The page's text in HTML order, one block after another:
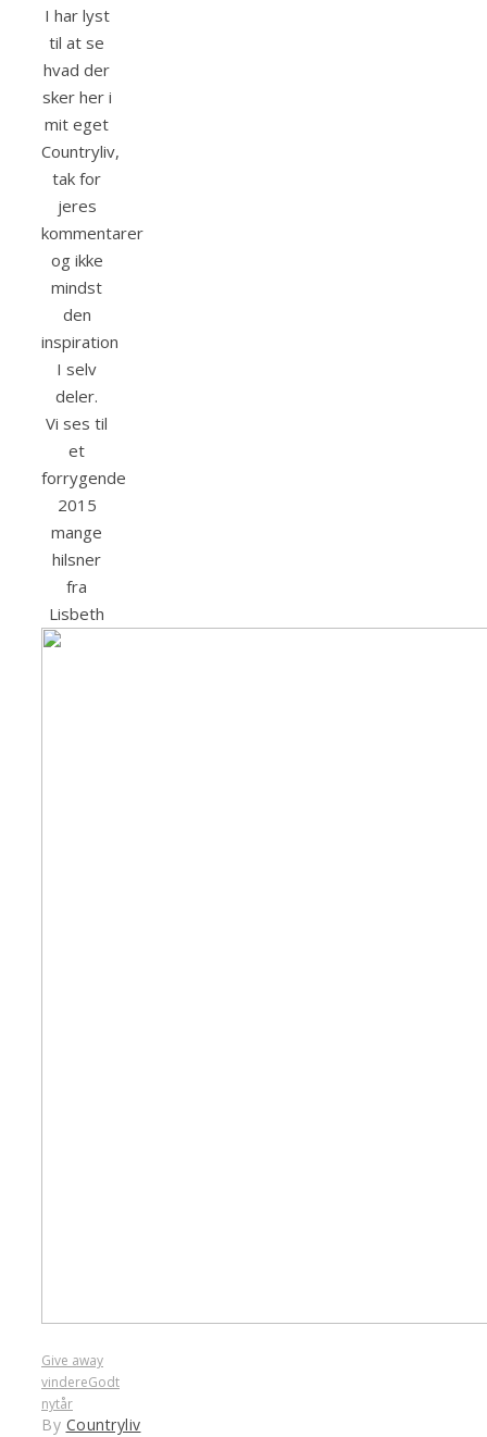
I har lyst
til at se
hvad der
sker her i
mit eget
Countryliv,
tak for
jeres
kommentarer
og ikke
mindst
den
inspiration
I selv
deler.
Vi ses til
et
forrygende
2015
mange
hilsner
fra
Lisbeth
Give away
vindereGodt
nytår
By Countryliv